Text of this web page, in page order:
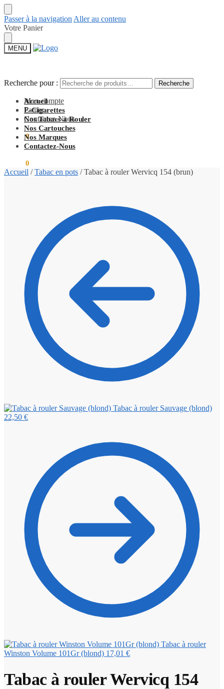
Passer à la navigation Aller au contenu
Votre Panier
MENU
Recherche pour : Recherche
Mon compte
Panier
Contactez-Nous
0,00 0
Recherche pour : Recherche
Accueil
E-Cigarettes
Nos Tabacs à Rouler
Nos Cartouches
Nos Marques
Contactez-Nous
0
Accueil /Tabac en pots /Tabac à rouler Wervicq 154 (brun)
Tabac à rouler Sauvage (blond)
22,50 €
Tabac à rouler
Winston Volume 101Gr (blond) 17,01 €
Tabac à rouler Wervicq 154